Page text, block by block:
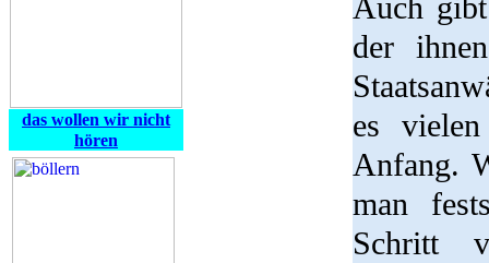
das wollen wir nicht
hören
Auch
der
es
Anfang.
man
Schritt